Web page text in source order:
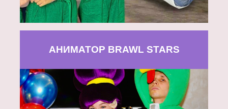
АНИМАТОР BRAWL STARS